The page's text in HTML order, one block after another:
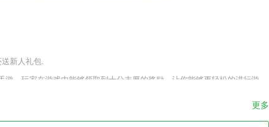
新人礼包.
游，玩家在游戏中能够领取到十分丰厚的奖励，让你能够更轻松的进行游
更多